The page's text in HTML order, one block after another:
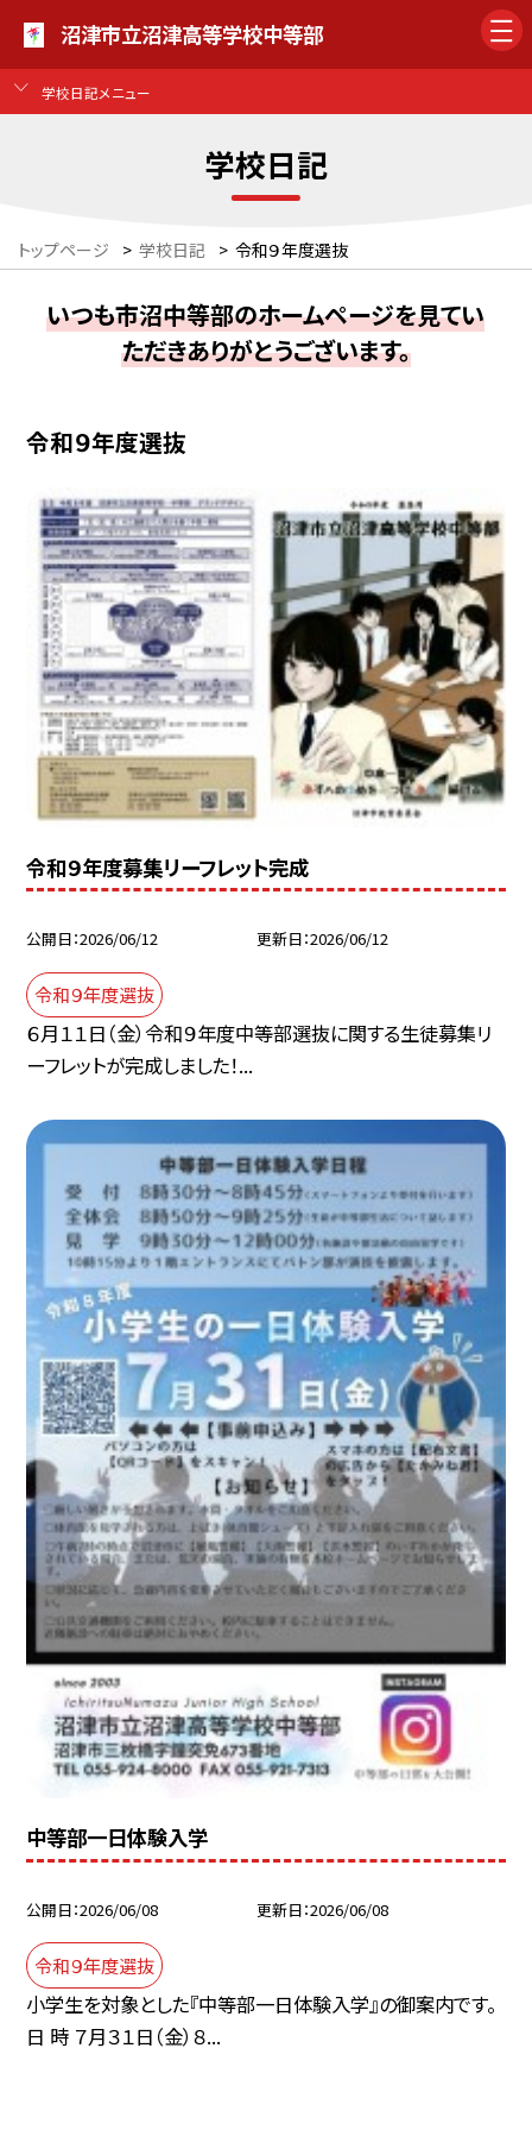
沼津市立沼津高等学校中等部
学校日記メニュー
学校日記
トップページ > 学校日記 > 令和９年度選抜
いつも市沼中等部のホームページを見てい
ただきありがとうございます。
令和９年度選抜
令和９年度募集リーフレット完成
公開日 2026/06/12 更新日 2026/06/12
令和９年度選抜
６月１１日（金）令和９年度中等部選抜に関する生徒募集リ
ーフレットが完成しました！...
中等部一日体験入学
公開日 2026/06/08 更新日 2026/06/08
令和９年度選抜
小学生を対象とした『中等部一日体験入学』の御案内です。
日 時 ７月３１日（金）８...